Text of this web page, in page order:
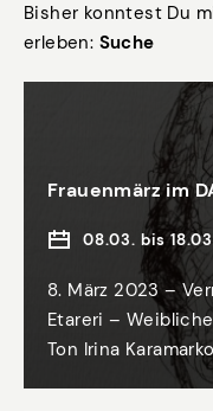
Bisher konntest Du
erleben: Suche
Frauenmärz im
08.03. bis
8. März 2023 –
Etareri –
Ton Irina Karamarković – a capella –
Vortrag Die